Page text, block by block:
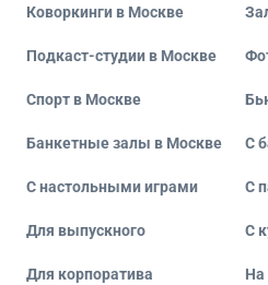
Коворкинги в Москве
Подкаст-студии в Москве
Спорт в Москве
Банкетные залы в Москве С
С настольными играми С
Для выпускного С
Для корпоратива